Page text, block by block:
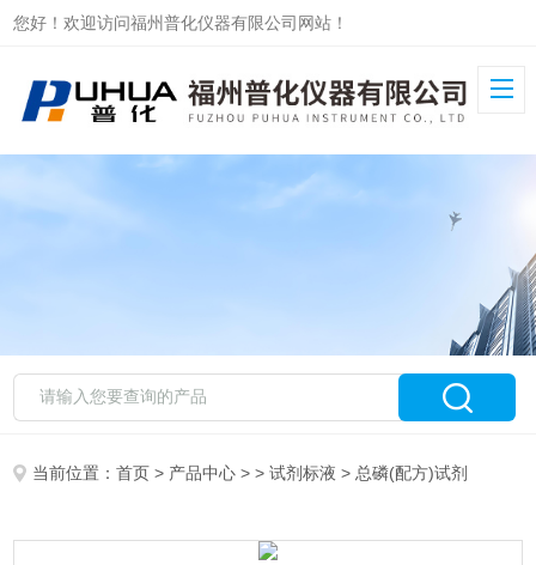
您好！欢迎访问福州普化仪器有限公司网站！
当前位置：首页 > 产品中心 > >试剂标液 > 总磷(配方)试剂